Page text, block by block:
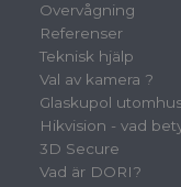
Overvågning
Referenser
Teknisk hjälp
Val av kamera ?
Glaskupol
Hikvision - vad
3D Secure
Vad är DORI?